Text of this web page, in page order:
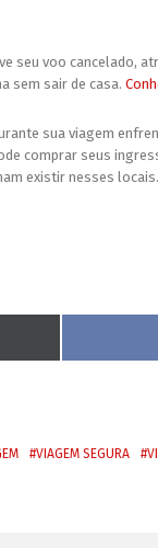
seu voo cancelado,
sem sair de casa.
sua viagem
comprar seus
existir nesses locais.
VIAGEM SEGURA